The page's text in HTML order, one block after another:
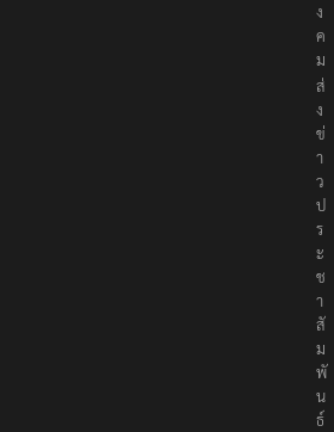
ง
ค
ม
ส่
ง
ข่
า
ว
ป
ร
ะ
ช
า
สั
ม
พั
น
ธ์